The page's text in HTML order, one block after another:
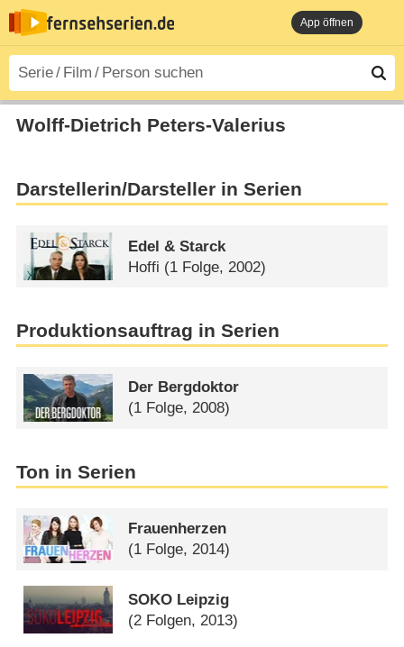
App öffnen
Wolff-Dietrich Peters-Valerius
Darstellerin/Darsteller in Serien
Edel & Starck
Hoffi (1 Folge, 2002)
Produktionsauftrag in Serien
Der Bergdoktor
(1 Folge, 2008)
Ton in Serien
Frauenherzen
(1 Folge, 2014)
SOKO Leipzig
(2 Folgen, 2013)